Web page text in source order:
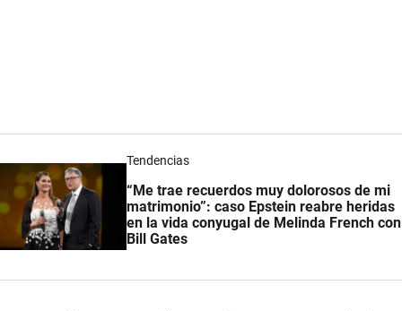
Tendencias
“Me trae recuerdos muy dolorosos de mi
matrimonio”: caso Epstein reabre heridas
en la vida conyugal de Melinda French con
Bill Gates